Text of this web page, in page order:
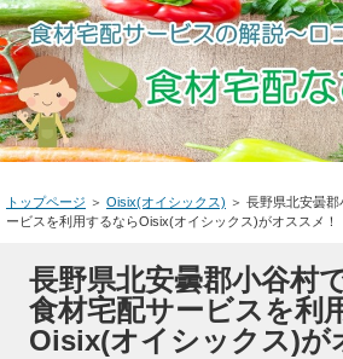
トップページ ＞ Oisix(オイシックス) ＞ 長野県北安曇
ービスを利用するならOisix(オイシックス)がオススメ！
長野県北安曇郡小谷村
食材宅配サービスを利
Oisix(オイシックス)が